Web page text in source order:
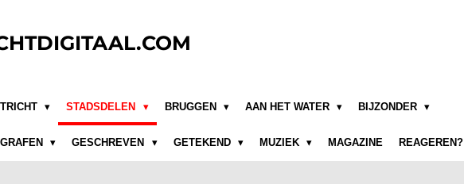
STADSDELEN BRUGGEN AAN HET WATER BIJZONDER
GESCHREVEN GETEKEND MUZIEK MAGAZINE REAGEREN?